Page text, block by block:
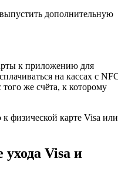
дополнительную
к приложению для
на кассах с
же счёта, к которому
физической карте Visa или
Visa и